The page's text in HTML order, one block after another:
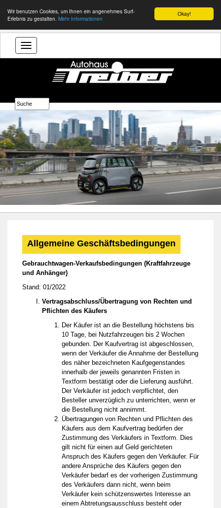
Okay!
Wir benutzen Cookies, um Ihnen ein angenehmes Surf-
Erlebnis zu gestalten. Mehr Informationen
Allgemeine Geschäftsbedingungen
Gebrauchtwagen-Verkaufsbedingungen (Kraftfahrzeuge
und Anhänger)
Stand: 01/2022
Vertragsabschluss/Übertragung von Rechten und
Pflichten des Käufers
Der Käufer ist an die Bestellung höchstens bis
10 Tage, bei Nutzfahrzeugen bis 2 Wochen
gebunden. Der Kaufvertrag ist abgeschlossen,
wenn der Verkäufer die Annahme der Bestellung
des näher bezeichneten Kaufgegenstandes
innerhalb der jeweils genannten Fristen in
Textform bestätigt oder die Lieferung ausführt.
Der Verkäufer ist jedoch verpflichtet, den
Besteller unverzüglich zu unterrichten, wenn er
die Bestellung nicht annimmt.
Übertragungen von Rechten und Pflichten des
Käufers aus dem Kaufvertrag bedürfen der
Zustimmung des Verkäufers in Textform. Dies
gilt nicht für einen auf Geld gerichteten
Anspruch des Käufers gegen den Verkäufer. Für
andere Ansprüche des Käufers gegen den
Verkäufer bedarf es der vorherigen Zustimmung
des Verkäufers dann nicht, wenn beim
Verkäufer kein schützenswertes Interesse an
einem Abtretungsausschluss besteht oder